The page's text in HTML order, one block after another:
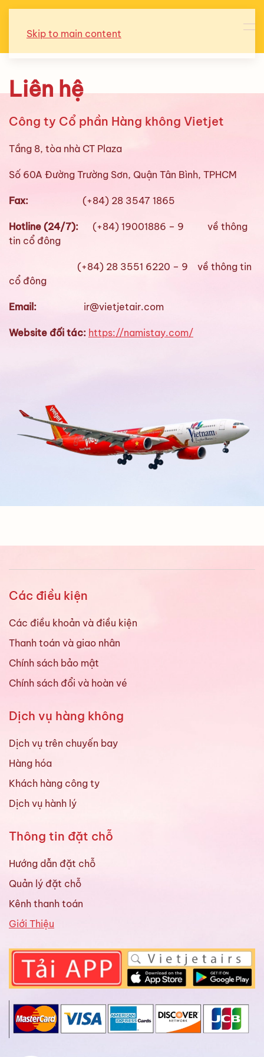
Skip to main content
Liên hệ
Công ty Cổ phần Hàng không Vietjet
Tầng 8, tòa nhà CT Plaza
Số 60A Đường Trường Sơn, Quận Tân Bình, TPHCM
Fax: (+84) 28 3547 1865
Hotline (24/7): (+84) 19001886 – 9 về thông
tin cổ đông
(+84) 28 3551 6220 – 9 về thông tin
cổ đông
Email: ir@vietjetair.com
Website đối tác: https://namistay.com/
Các điều kiện
Các điều khoản và điều kiện
Thanh toán và giao nhân
Chính sách bảo mật
Chính sách đổi và hoàn vé
Dịch vụ hàng không
Dịch vụ trên chuyến bay
Hàng hóa
Khách hàng công ty
Dịch vụ hành lý
Thông tin đặt chỗ
Hướng dẫn đặt chỗ
Quản lý đặt chỗ
Kênh thanh toán
Giới Thiệu